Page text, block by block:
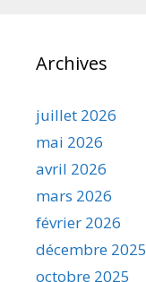
Archives
juillet 2026
mai 2026
avril 2026
mars 2026
février 2026
décembre 2025
octobre 2025